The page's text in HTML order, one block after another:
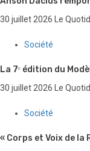
30 juillet 2026 Le
Société
La 7ᵉ édition du
30 juillet 2026 Le
Société
« Corps et Voix de la